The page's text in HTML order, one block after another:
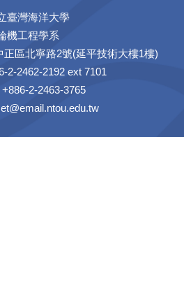
臺灣海洋大學
機工程學系
正區北寧路2號(延平技術大樓1樓)
2-2462-2192 ext 7101
2-2463-3765